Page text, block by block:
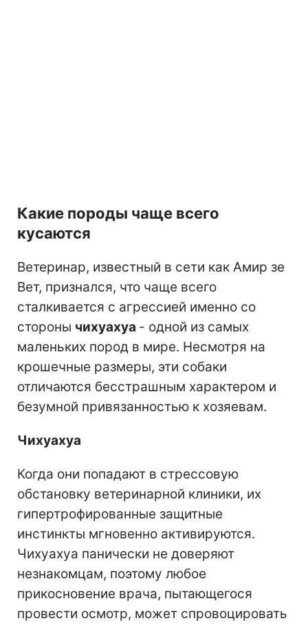
Какие породы чаще всего
кусаются
Ветеринар, известный в сети как Амир зе
Вет, признался, что чаще всего
сталкивается с агрессией именно со
стороны чихуахуа - одной из самых
маленьких пород в мире. Несмотря на
крошечные размеры, эти собаки
отличаются бесстрашным характером и
безумной привязанностью к хозяевам.
Чихуахуа
Когда они попадают в стрессовую
обстановку ветеринарной клиники, их
гипертрофированные защитные
инстинкты мгновенно активируются.
Чихуахуа панически не доверяют
незнакомцам, поэтому любое
прикосновение врача, пытающегося
провести осмотр, может спровоцировать